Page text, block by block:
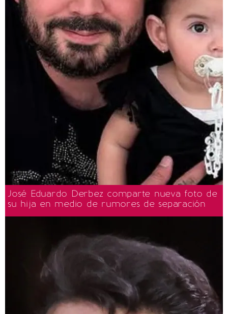
José Eduardo Derbez comparte nueva foto de
su hija en medio de rumores de separación